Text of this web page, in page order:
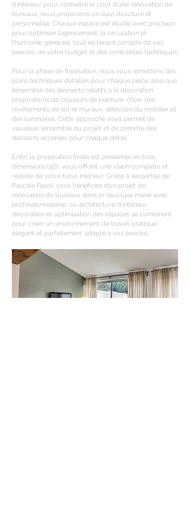
d’intérieur pour connaître le coût d’une rénovation de
bureaux, nous proposons un suivi structuré et
personnalisé. Chaque espace est étudié avec précision
pour optimiser l’agencement, la circulation et
l’harmonie générale, tout en tenant compte de vos
besoins, de votre budget et des contraintes techniques.
Pour la phase de finalisation, nous vous remettons des
plans techniques détaillés pour chaque pièce, ainsi que
l’ensemble des éléments relatifs à la décoration :
propositions de couleurs de peinture, choix des
revêtements de sol et muraux, sélection du mobilier et
des luminaires. Cette approche vous permet de
visualiser l’ensemble du projet et de prendre des
décisions éclairées pour chaque détail.
Enfin, la proposition finale est présentée en trois
dimensions (3D), vous offrant une vision complète et
réaliste de votre futur intérieur. Grâce à l’expertise de
Pascale Fayol, vous bénéficiez d’un projet de
rénovation de bureaux dans le Vaucluse mené avec
professionnalisme, où architecture d’intérieur,
décoration et optimisation des espaces se combinent
pour créer un environnement de travail pratique,
élégant et parfaitement adapté à vos besoins.